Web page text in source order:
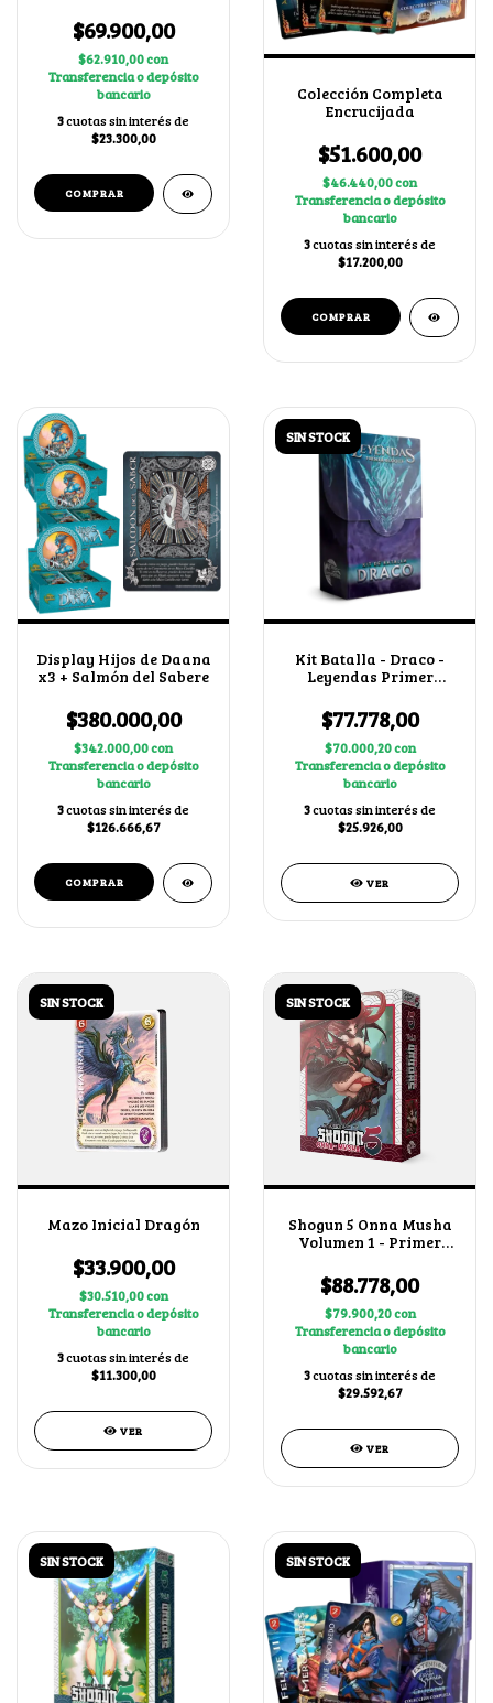
$69.900,00
$62.910,00con
Transferencia o depósito
bancario
3cuotas sin interés de
$23.300,00
Colección Completa
Encrucijada
$51.600,00
$46.440,00con
Transferencia o depósito
bancario
3cuotas sin interés de
$17.200,00
Display Hijos de Daana
x3 + Salmón del Sabere
$380.000,00
$342.000,00con
Transferencia o depósito
bancario
3cuotas sin interés de
$126.666,67
SIN STOCK
Kit Batalla - Draco -
Leyendas Primer
$77.778,00
$70.000,20con
Transferencia o depósito
bancario
3cuotas sin interés de
$25.926,00
VER
SIN STOCK
Mazo Inicial Dragón
$33.900,00
$30.510,00con
Transferencia o depósito
bancario
3cuotas sin interés de
$11.300,00
VER
SIN STOCK
Shogun 5 Onna Musha
Volumen 1 - Primer
$88.778,00
$79.900,20con
Transferencia o depósito
bancario
3cuotas sin interés de
$29.592,67
VER
SIN STOCK SIN STOCK